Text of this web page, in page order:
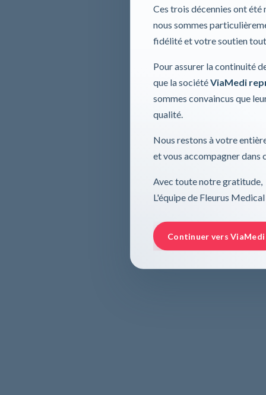
Ces trois décennies ont
nous sommes
fidélité et votre soutien
Pour assurer la continuité
que la sociétéViaMedi
sommes convaincus que
qualité.
Nous restons à votre
et vous accompagner dans
Avec toute notre gratitude,
L'équipe de Fleurus Medical
Continuer vers ViaMedi